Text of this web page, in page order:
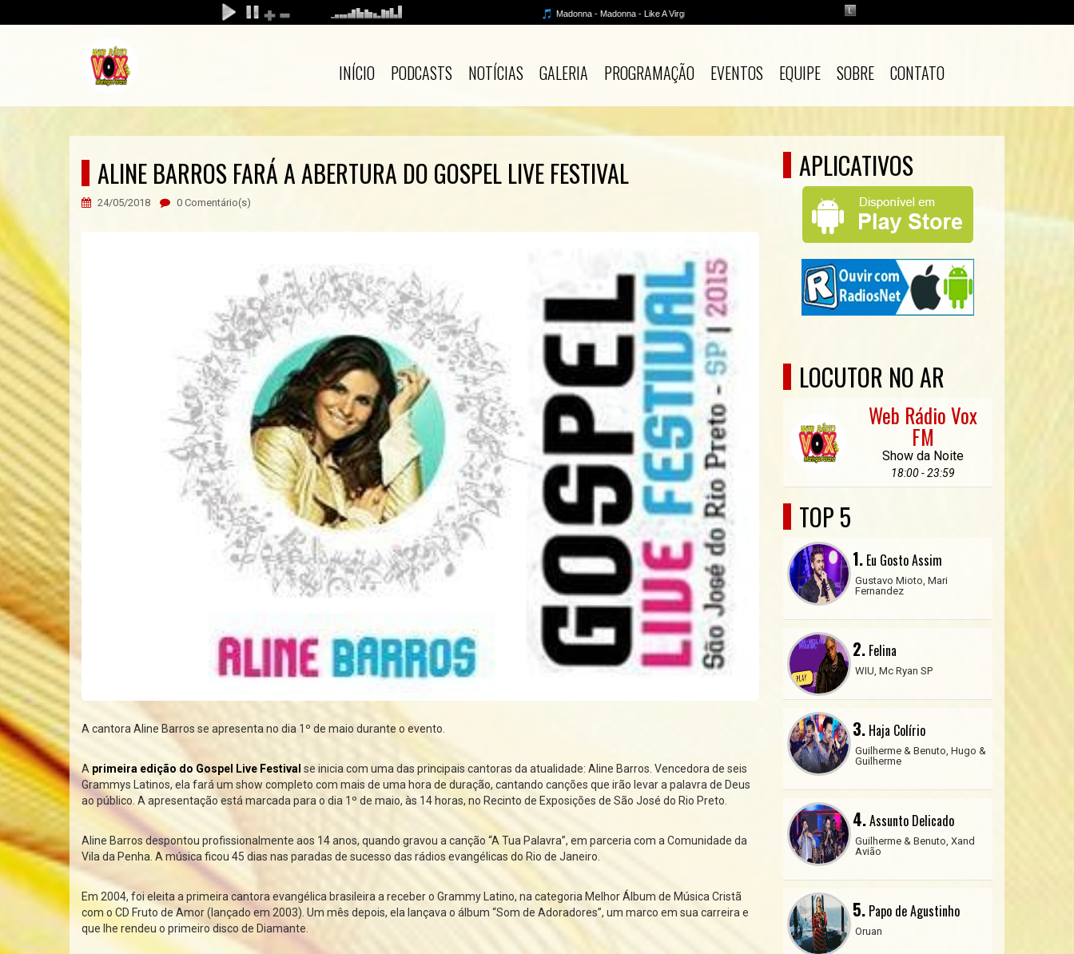
INÍCIO PODCASTS NOTÍCIAS GALERIA PROGRAMAÇÃO EVENTOS EQUIPE SOBRE CONTATO
ALINE BARROS FARÁ A ABERTURA DO GOSPEL LIVE FESTIVAL
24/05/2018 0 Comentário(s)
A cantora Aline Barros se apresenta no dia 1º de maio durante o evento.
A primeira edição do Gospel Live Festival se inicia com uma das principais cantoras da atualidade: Aline Barros. Vencedora de seis
Grammys Latinos, ela fará um show completo com mais de uma hora de duração, cantando canções que irão levar a palavra de Deus
ao público. A apresentação está marcada para o dia 1º de maio, às 14 horas, no Recinto de Exposições de São José do Rio Preto.
Aline Barros despontou profissionalmente aos 14 anos, quando gravou a canção “A Tua Palavra”, em parceria com a Comunidade da
Vila da Penha. A música ficou 45 dias nas paradas de sucesso das rádios evangélicas do Rio de Janeiro.
Em 2004, foi eleita a primeira cantora evangélica brasileira a receber o Grammy Latino, na categoria Melhor Álbum de Música Cristã
com o CD Fruto de Amor (lançado em 2003). Um mês depois, ela lançava o álbum “Som de Adoradores”, um marco em sua carreira e
que lhe rendeu o primeiro disco de Diamante.
APLICATIVOS
LOCUTOR NO AR
Web Rádio Vox
FM
Show da Noite
18:00 - 23:59
TOP 5
1.Eu Gosto Assim
Gustavo Mioto, Mari
Fernandez
2.Felina
WIU, Mc Ryan SP
3.Haja Colírio
Guilherme & Benuto, Hugo &
Guilherme
4.Assunto Delicado
Guilherme & Benuto, Xand
Avião
5.Papo de Agustinho
Oruan